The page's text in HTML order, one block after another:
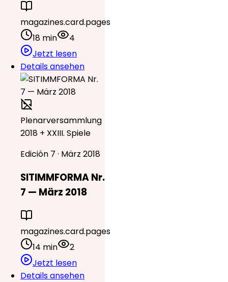
magazines.card.pages
18 min
4
Jetzt lesen
Details ansehen
Plenarversammlung
2018 + XXIII. Spiele
Edición 7 · März 2018
SITIMMFORMA Nr.
7 — März 2018
magazines.card.pages
14 min
2
Jetzt lesen
Details ansehen